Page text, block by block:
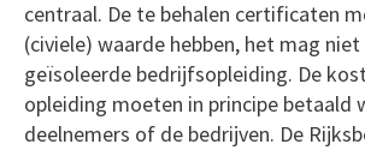
centraal. De te behalen certificaten
(civiele) waarde hebben, het mag
geïsoleerde bedrijfsopleiding. De
opleiding moeten in principe betaald
deelnemers of de bedrijven. De